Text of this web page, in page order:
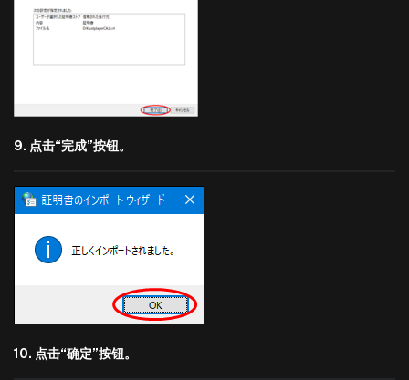
9. 点击“完成”按钮。
10. 点击“确定”按钮。